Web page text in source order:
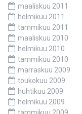
maaliskuu 2011
helmikuu 2011
tammikuu 2011
maaliskuu 2010
helmikuu 2010
tammikuu 2010
marraskuu 2009
toukokuu 2009
huhtikuu 2009
helmikuu 2009